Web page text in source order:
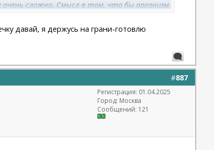
очень сложно. Смысл в том, что бы организм
давай, я держусь на грани-готовлю
#887
Регистрация: 01.04.2025
Город: Москва
Сообщений: 121